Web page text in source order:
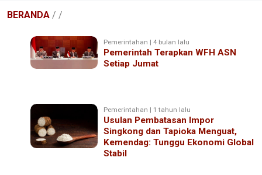
BERANDA / /
Pemerintahan | 4 bulan lalu
Pemerintah Terapkan WFH ASN
Setiap Jumat
Pemerintahan | 1 tahun lalu
Usulan Pembatasan Impor
Singkong dan Tapioka Menguat,
Kemendag: Tunggu Ekonomi Global
Stabil